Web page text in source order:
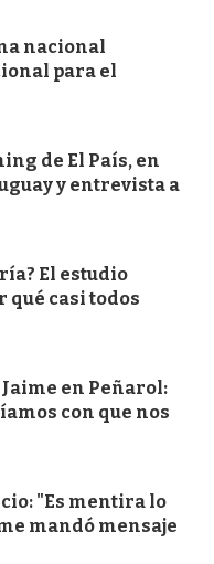
nacional
para el
de El País, en
y entrevista a
El estudio
qué casi todos
en Peñarol:
con que nos
"Es mentira lo
mandó mensaje